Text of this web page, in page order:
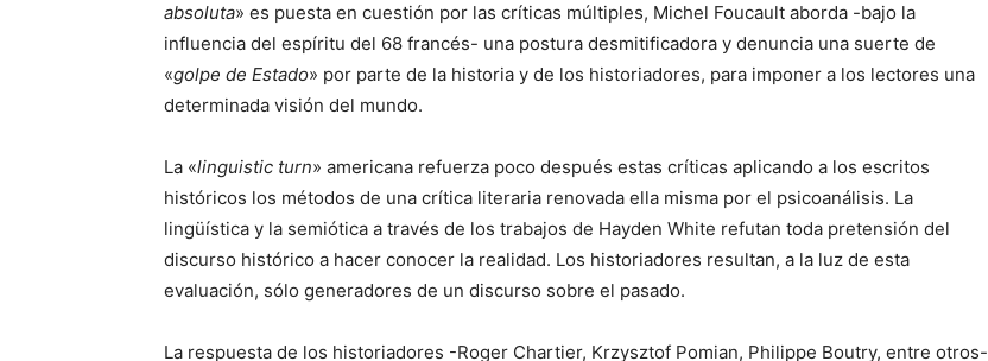
absoluta» es puesta en cuestión por las críticas múltiples, Michel Foucault aborda -bajo la
influencia del espíritu del 68 francés- una postura desmitificadora y denuncia una suerte de
«golpe de Estado» por parte de la historia y de los historiadores, para imponer a los lectores una
determinada visión del mundo.
La «linguistic turn» americana refuerza poco después estas críticas aplicando a los escritos
históricos los métodos de una crítica literaria renovada ella misma por el psicoanálisis. La
lingüística y la semiótica a través de los trabajos de Hayden White refutan toda pretensión del
discurso histórico a hacer conocer la realidad. Los historiadores resultan, a la luz de esta
evaluación, sólo generadores de un discurso sobre el pasado.
La respuesta de los historiadores -Roger Chartier, Krzysztof Pomian, Philippe Boutry, entre otros-